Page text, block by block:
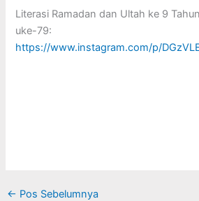
Literasi Ramadan dan Ultah ke 9
uke-79:
https://www.instagram.com/p/
← Pos Sebelumnya